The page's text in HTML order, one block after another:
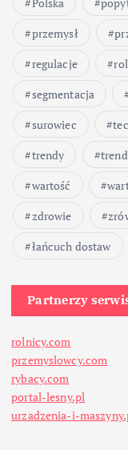
przemysł
regulacje
segmentacja
surowiec
trendy
wartość
zdrowie
łańcuch dostaw
Partnerzy
rolnicy.com
przemyslowcy.com
rybacy.com
portal-lesny.pl
urzadzenia-i-